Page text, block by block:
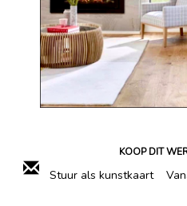
KOOP DIT
Stuur als kunstkaart